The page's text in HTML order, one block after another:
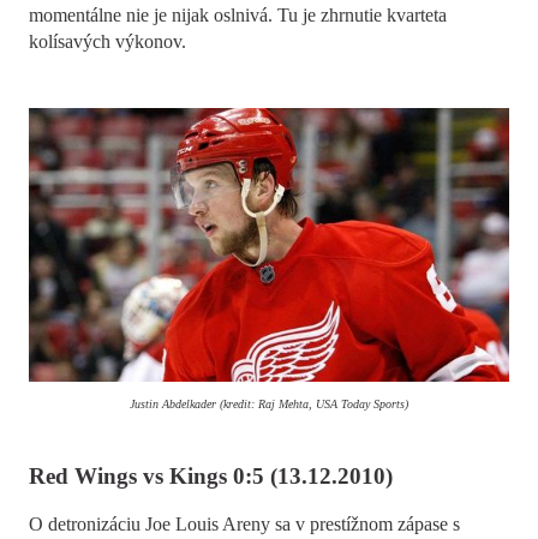
momentálne nie je nijak oslnivá. Tu je zhrnutie kvarteta
kolísavých výkonov.
Justin Abdelkader (kredit: Raj Mehta, USA Today Sports)
Red Wings vs Kings 0:5 (13.12.2010)
O detronizáciu Joe Louis Areny sa v prestížnom zápase s